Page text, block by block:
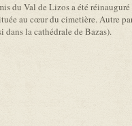
du Val de Lizos a été
au cœur du cimetière. Autre
la cathédrale de Bazas).